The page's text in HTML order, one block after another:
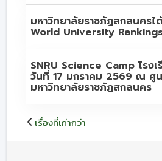
มหาวิทยาลัยราชภัฏสกลนคร
World University
SNRU Science Camp โรง
วันที่ 17 มกราคม 2569 ณ ศูน
มหาวิทยาลัยราชภัฏสกลนคร
แนะแนว
เรื่องที่เก่ากว่า